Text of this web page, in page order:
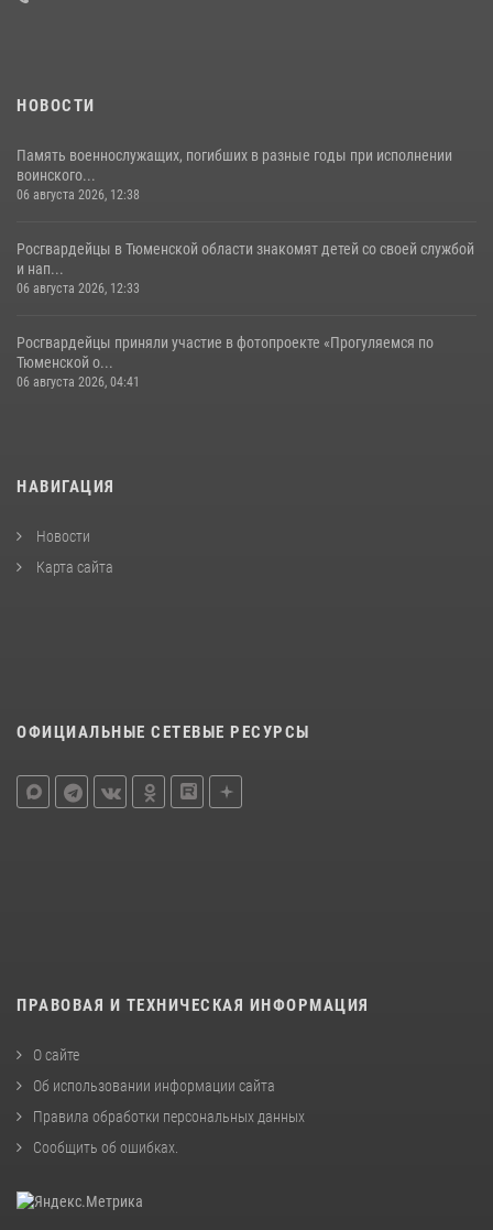
НОВОСТИ
Память военнослужащих, погибших в разные годы при исполнении
воинского...
06 августа 2026, 12:38
Росгвардейцы в Тюменской области знакомят детей со своей службой
и нап...
06 августа 2026, 12:33
Росгвардейцы приняли участие в фотопроекте «Прогуляемся по
Тюменской о...
06 августа 2026, 04:41
НАВИГАЦИЯ
Новости
Карта сайта
ОФИЦИАЛЬНЫЕ СЕТЕВЫЕ РЕСУРСЫ
ПРАВОВАЯ И ТЕХНИЧЕСКАЯ ИНФОРМАЦИЯ
О сайте
Об использовании информации сайта
Правила обработки персональных данных
Сообщить об ошибках